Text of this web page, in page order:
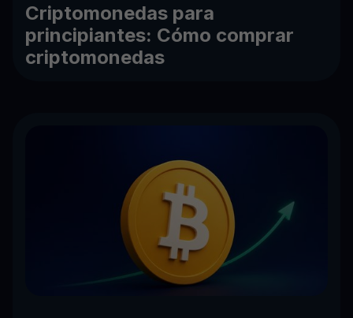
Criptomonedas para
principiantes: Cómo comprar
criptomonedas